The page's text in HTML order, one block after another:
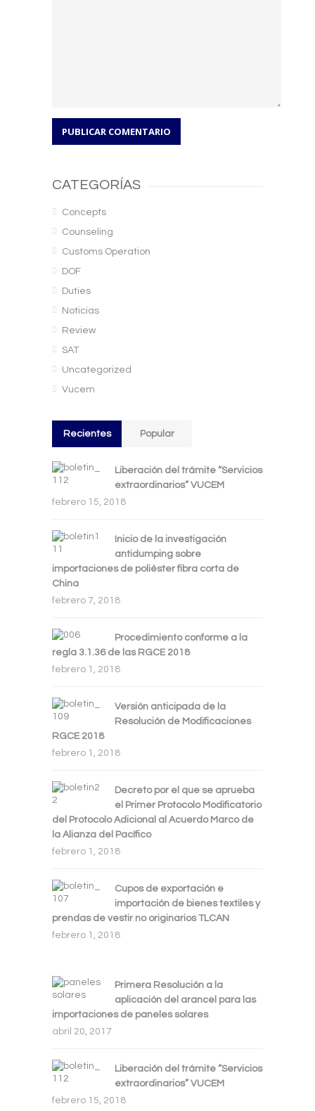
CATEGORÍAS
Concepts
Counseling
Customs Operation
DOF
Duties
Noticias
Review
SAT
Uncategorized
Vucem
Recientes Popular
Liberación del trámite “Servicios
extraordinarios” VUCEM
febrero 15, 2018
Inicio de la investigación
antidumping sobre
importaciones de poliéster fibra corta de
China
febrero 7, 2018
Procedimiento conforme a la
regla 3.1.36 de las RGCE 2018
febrero 1, 2018
Versión anticipada de la
Resolución de Modificaciones
RGCE 2018
febrero 1, 2018
Decreto por el que se aprueba
el Primer Protocolo Modificatorio
del Protocolo Adicional al Acuerdo Marco de
la Alianza del Pacífico
febrero 1, 2018
Cupos de exportación e
importación de bienes textiles y
prendas de vestir no originarios TLCAN
febrero 1, 2018
Primera Resolución a la
aplicación del arancel para las
importaciones de paneles solares
abril 20, 2017
Liberación del trámite “Servicios
extraordinarios” VUCEM
febrero 15, 2018